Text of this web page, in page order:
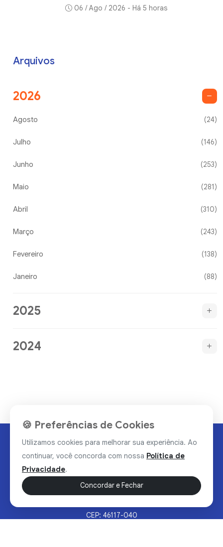
06 / Ago / 2026 - Há 5 horas
Arquivos
2026
Agosto (24)
Julho (146)
Junho (253)
Maio (281)
Abril (310)
Março (243)
Fevereiro (138)
Janeiro (88)
2025
2024
CEP: 46117-040
🍪 Preferências de Cookies
Utilizamos cookies para melhorar sua experiência. Ao
continuar, você concorda com nossa Política de
Privacidade.
Concordar e Fechar